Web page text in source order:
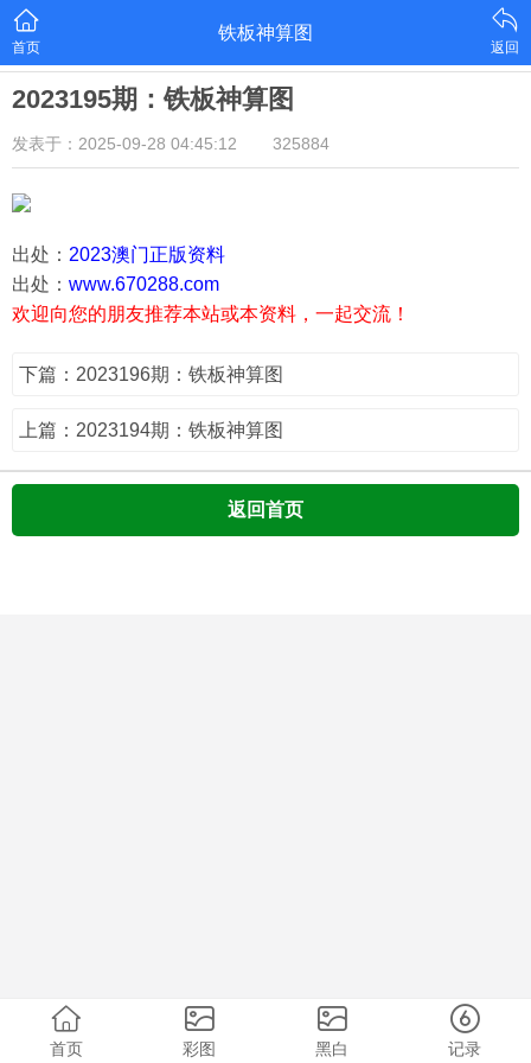
首页
铁板神算图
返回
2023195期：铁板神算图
发表于：2025-09-28 04:45:12 325884
出处： 2023澳门正版资料
出处： www.670288.com
欢迎向您的朋友推荐本站或本资料，一起交流！
下篇：2023196期：铁板神算图
上篇：2023194期：铁板神算图
返回首页
首页 彩图 黑白 记录